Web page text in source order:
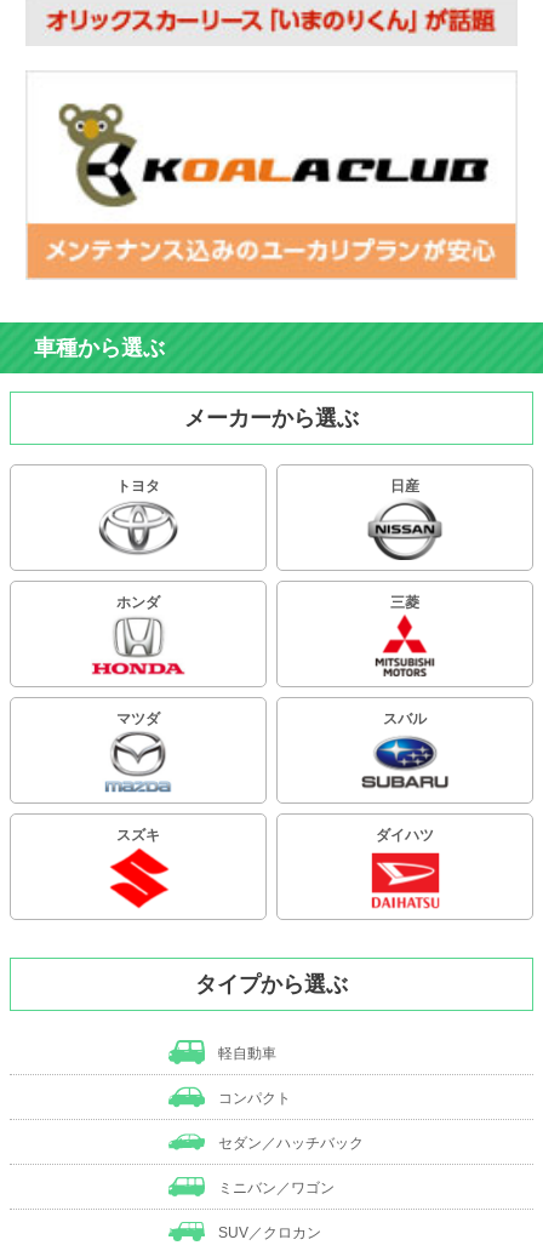
車種から選ぶ
メーカーから選ぶ
トヨタ 日産
ホンダ 三菱
マツダ スバル
スズキ ダイハツ
タイプから選ぶ
軽自動車
コンパクト
セダン／ハッチバック
ミニバン／ワゴン
SUV／クロカン